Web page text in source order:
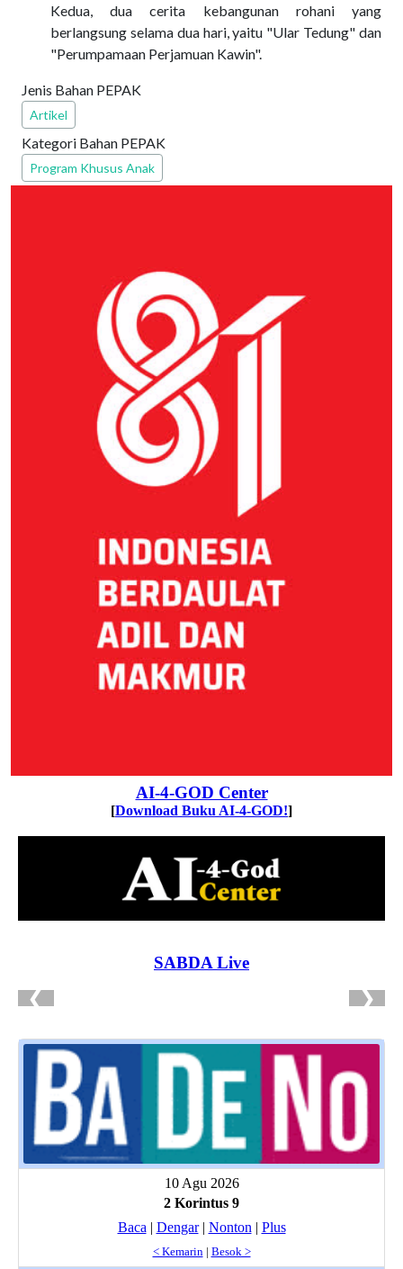
Kedua, dua cerita kebangunan rohani yang
berlangsung selama dua hari, yaitu "Ular Tedung" dan
"Perumpamaan Perjamuan Kawin".
Jenis Bahan PEPAK
Artikel
Kategori Bahan PEPAK
Program Khusus Anak